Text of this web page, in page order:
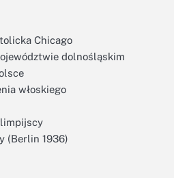
Chicago
dolnośląskim
włoskiego
(Berlin 1936)